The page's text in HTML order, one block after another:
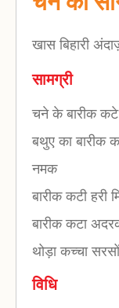
खास बिहारी
सामग्री
चने के बारीक
बथुए का बारीक
नमक
बारीक कटी हरी
बारीक कटा
थोड़ा कच्चा
विधि